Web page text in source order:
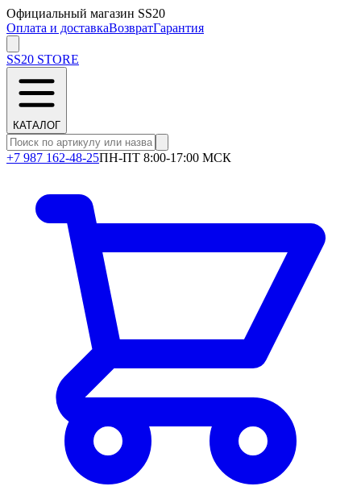
Официальный магазин SS20
Оплата и доставкаВозвратГарантия
SS20 STORE
КАТАЛОГ
+7 987 162-48-25ПН-ПТ 8:00-17:00 МСК